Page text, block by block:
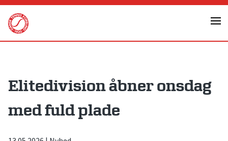
Skip
content
Elitedivision åbner onsdag
med fuld plade